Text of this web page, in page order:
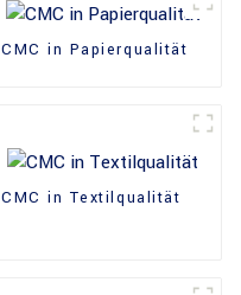
CMC in Papierqualität
CMC in Textilqualität